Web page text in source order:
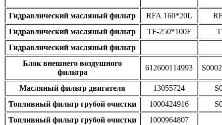
Гидравлический масляный фильтр RFA 160*20L
Гидравлический масляный фильтр
TF-250*100F
Гидравлический масляный фильтр
Блок внешнего воздушного
фильтра
612600114993
Масляный фильтр двигателя 13055724
Топливный фильтр грубой очистки
1000424916
Топливный фильтр грубой очистки
1000964807